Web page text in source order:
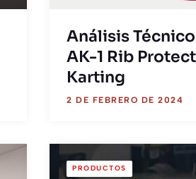
Análisis
AK-1 Rib
Karting
2 DE FEBRERO DE 2024
PRODUCTOS